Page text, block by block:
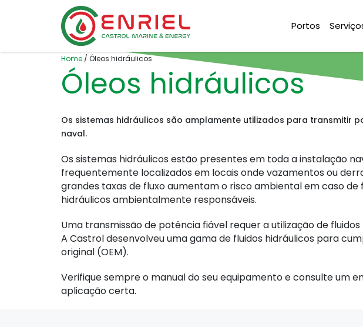
Skip to content
Portos
Home / Óleos hidráulicos
Óleos hidráulicos
Os sistemas hidráulicos são amplamente utilizados para transmitir
naval.
Os sistemas hidráulicos estão presentes em toda a instalação
frequentemente localizados em locais onde vazamentos ou
grandes taxas de fluxo aumentam o risco ambiental em caso de
hidráulicos ambientalmente responsáveis.
Uma transmissão de potência fiável requer a utilização de
A Castrol desenvolveu uma gama de fluidos hidráulicos para
original (OEM).
Verifique sempre o manual do seu equipamento e consulte um
aplicação certa.